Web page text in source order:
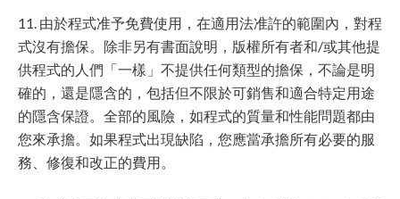
11. 由於程式准予免費使用，在適用法准許的範圍內，對程
式沒有擔保。除非另有書面說明，版權所有者和/或其他提
供程式的人們「一樣」不提供任何類型的擔保，不論是明
確的，還是隱含的，包括但不限於可銷售和適合特定用途
的隱含保證。全部的風險，如程式的質量和性能問題都由
您來承擔。如果程式出現缺陷，您應當承擔所有必要的服
務、修復和改正的費用。